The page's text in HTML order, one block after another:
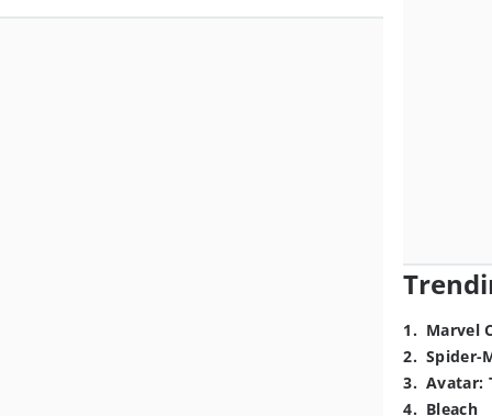
1. Marvel
2. Spider-
3. Avatar:
4. Bleach